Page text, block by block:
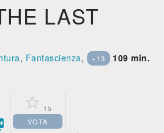
LAST
, Fantascienza, +13
109 min.
 15
VOTA